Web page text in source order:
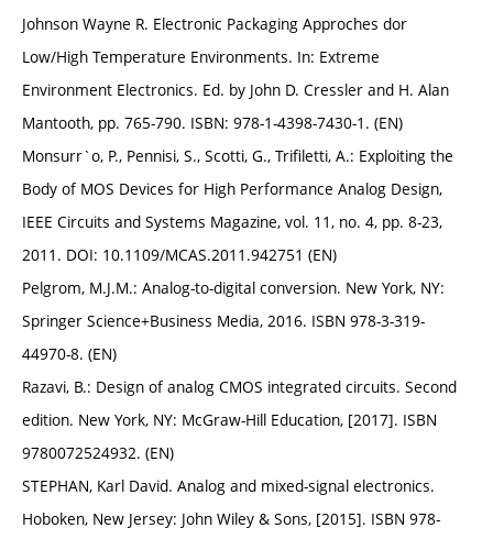
Johnson Wayne R. Electronic Packaging Approches dor
Low/High Temperature Environments. In: Extreme
Environment Electronics. Ed. by John D. Cressler and H. Alan
Mantooth, pp. 765-790. ISBN: 978-1-4398-7430-1. (EN)
Monsurr`o, P., Pennisi, S., Scotti, G., Trifiletti, A.: Exploiting the
Body of MOS Devices for High Performance Analog Design,
IEEE Circuits and Systems Magazine, vol. 11, no. 4, pp. 8-23,
2011. DOI: 10.1109/MCAS.2011.942751 (EN)
Pelgrom, M.J.M.: Analog-to-digital conversion. New York, NY:
Springer Science+Business Media, 2016. ISBN 978-3-319-
44970-8. (EN)
Razavi, B.: Design of analog CMOS integrated circuits. Second
edition. New York, NY: McGraw-Hill Education, [2017]. ISBN
9780072524932. (EN)
STEPHAN, Karl David. Analog and mixed-signal electronics.
Hoboken, New Jersey: John Wiley & Sons, [2015]. ISBN 978-